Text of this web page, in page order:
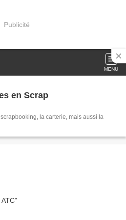
Publicité
MENU
en Scrap
la carterie, mais aussi la